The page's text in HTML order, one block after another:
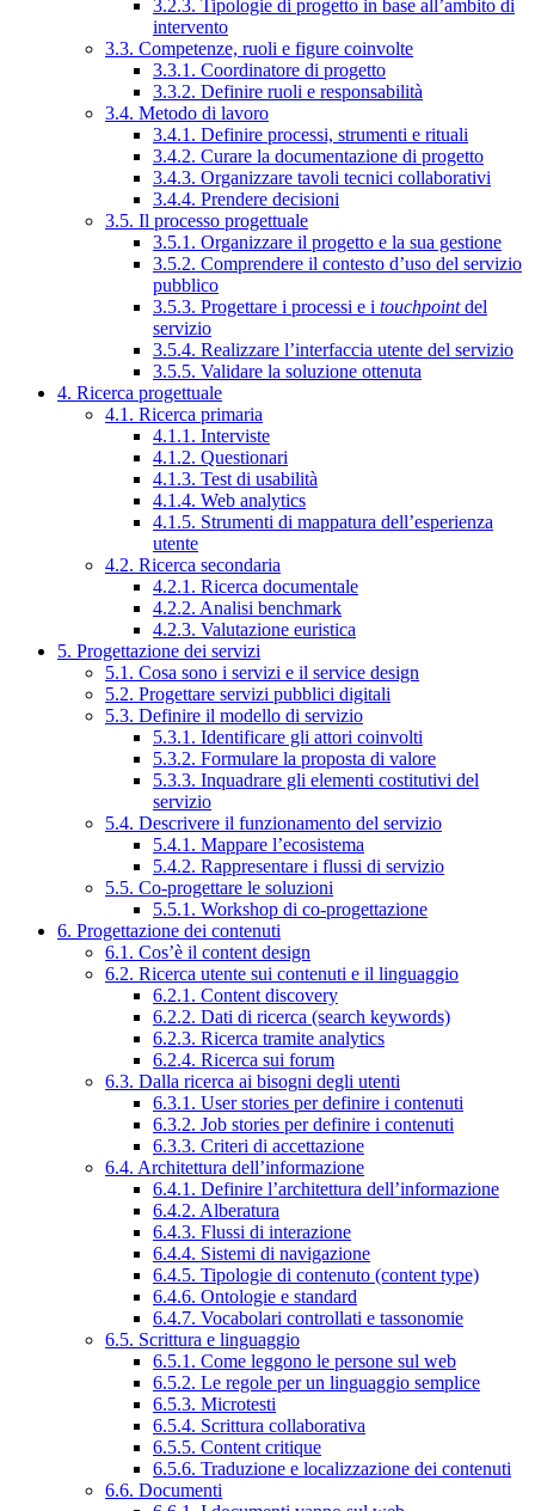
3.2.3. Tipologie di progetto in base all’ambito di
intervento
3.3. Competenze, ruoli e figure coinvolte
3.3.1. Coordinatore di progetto
3.3.2. Definire ruoli e responsabilità
3.4. Metodo di lavoro
3.4.1. Definire processi, strumenti e rituali
3.4.2. Curare la documentazione di progetto
3.4.3. Organizzare tavoli tecnici collaborativi
3.4.4. Prendere decisioni
3.5. Il processo progettuale
3.5.1. Organizzare il progetto e la sua gestione
3.5.2. Comprendere il contesto d’uso del servizio
pubblico
3.5.3. Progettare i processi e i touchpointdel
servizio
3.5.4. Realizzare l’interfaccia utente del servizio
3.5.5. Validare la soluzione ottenuta
4. Ricerca progettuale
4.1. Ricerca primaria
4.1.1. Interviste
4.1.2. Questionari
4.1.3. Test di usabilità
4.1.4. Web analytics
4.1.5. Strumenti di mappatura dell’esperienza
utente
4.2. Ricerca secondaria
4.2.1. Ricerca documentale
4.2.2. Analisi benchmark
4.2.3. Valutazione euristica
5. Progettazione dei servizi
5.1. Cosa sono i servizi e il service design
5.2. Progettare servizi pubblici digitali
5.3. Definire il modello di servizio
5.3.1. Identificare gli attori coinvolti
5.3.2. Formulare la proposta di valore
5.3.3. Inquadrare gli elementi costitutivi del
servizio
5.4. Descrivere il funzionamento del servizio
5.4.1. Mappare l’ecosistema
5.4.2. Rappresentare i flussi di servizio
5.5. Co-progettare le soluzioni
5.5.1. Workshop di co-progettazione
6. Progettazione dei contenuti
6.1. Cos’è il content design
6.2. Ricerca utente sui contenuti e il linguaggio
6.2.1. Content discovery
6.2.2. Dati di ricerca (search keywords)
6.2.3. Ricerca tramite analytics
6.2.4. Ricerca sui forum
6.3. Dalla ricerca ai bisogni degli utenti
6.3.1. User stories per definire i contenuti
6.3.2. Job stories per definire i contenuti
6.3.3. Criteri di accettazione
6.4. Architettura dell’informazione
6.4.1. Definire l’architettura dell’informazione
6.4.2. Alberatura
6.4.3. Flussi di interazione
6.4.4. Sistemi di navigazione
6.4.5. Tipologie di contenuto (content type)
6.4.6. Ontologie e standard
6.4.7. Vocabolari controllati e tassonomie
6.5. Scrittura e linguaggio
6.5.1. Come leggono le persone sul web
6.5.2. Le regole per un linguaggio semplice
6.5.3. Microtesti
6.5.4. Scrittura collaborativa
6.5.5. Content critique
6.5.6. Traduzione e localizzazione dei contenuti
6.6. Documenti